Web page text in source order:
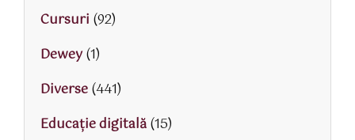
Cursuri (92)
Dewey(1)
Diverse(441)
Educaţie digitală(15)